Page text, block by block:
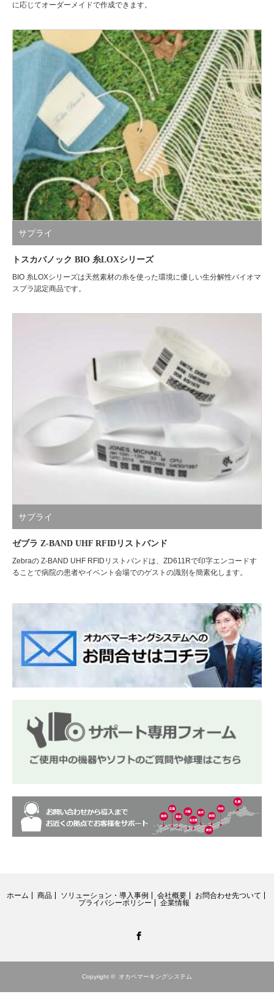
に応じてオーダーメイドで作成できます。
サプライ
トスカバノック BIO 糸LOXシリーズ
BIO 糸LOXシリーズは天然素材の糸を使った環境に優しい生分解性バイオマ
スプラ認定商品です。
サプライ
ゼブラ Z-BAND UHF RFIDリストバンド
Zebraの Z-BAND UHF RFIDリストバンドは、ZD611Rで印字エンコードす
ることで病院の患者やイベント会場でのゲストの識別を簡素化します。
ホーム 商品 ソリューション・導入事例 会社概要
お問合わせ先ついて
プライバシーポリシー
企業情報
Copyright © オカベマーキングシステム